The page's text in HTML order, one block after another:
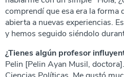
comprendí que esa era la forma
abierta a nuevas experiencias.
y hemos seguido siéndolo
¿Tienes algún profesor
Pelin [Pelin Ayan Musil,